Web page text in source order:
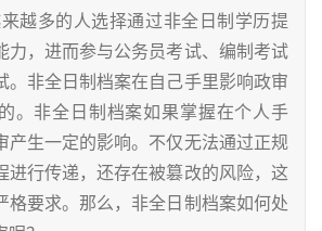
越多的人选择通过非全日制学历提
力，进而参与公务员考试、编制考试
。非全日制档案在自己手里影响政审
。非全日制档案如果掌握在个人手
产生一定的影响。不仅无法通过正规
进行传递，还存在被篡改的风险，这
格要求。那么，非全日制档案如何处